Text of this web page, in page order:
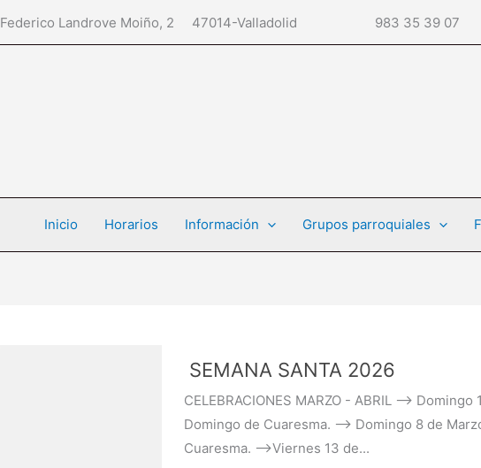
Federico Landrove Moiño, 2 47014-Valladolid 983 35 39 07
Inicio Horarios Información Grupos parroquiales
SEMANA SANTA 2026
CELEBRACIONES MARZO - ABRIL --> Domingo
Domingo de Cuaresma. --> Domingo 8 de
Cuaresma. -->Viernes 13 de...